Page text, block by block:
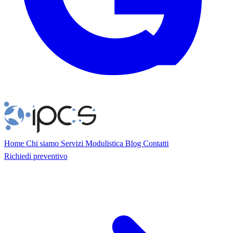
Home Chi siamo Servizi Modulistica Blog Contatti
Richiedi preventivo